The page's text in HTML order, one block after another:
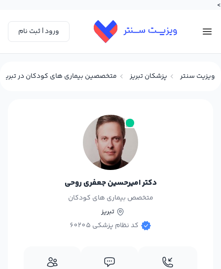
>
ورود | ثبت نام
ویزیت سنتر پزشکان تبریز متخصصین بیماری های کودکان در تبریز
دکتر امیرحسین جعفری روحی
متخصص بیماری های کودکان
تبریز
کد نظام پزشکی 60205